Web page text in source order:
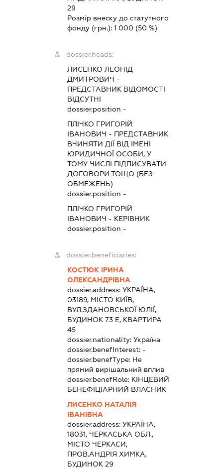
29
Розмір внеску до статутного
фонду (грн.):1 000 (50 %)
dossier.heads:
ЛИСЕНКО ЛЕОНІД
ДМИТРОВИЧ -
ПРЕДСТАВНИК ВІДОМОСТІ
ВІДСУТНІ
dossier.position -
ПЛІЧКО ГРИГОРІЙ
ІВАНОВИЧ - ПРЕДСТАВНИК
ВЧИНЯТИ ДІЇ ВІД ІМЕНІ
ЮРИДИЧНОЇ ОСОБИ, У
ТОМУ ЧИСЛІ ПІДПИСУВАТИ
ДОГОВОРИ ТОЩО (БЕЗ
ОБМЕЖЕНЬ)
dossier.position -
ПЛІЧКО ГРИГОРІЙ
ІВАНОВИЧ - КЕРІВНИК
dossier.position -
dossier.beneficiaries:
КОСТЮК ІРИНА
ОЛЕКСАНДРІВНА
dossier.address:УКРАЇНА,
03189, МІСТО КИЇВ,
ВУЛ.ЗДАНОВСЬКОЇ ЮЛІЇ,
БУДИНОК 73 Е, КВАРТИРА
45
dossier.nationality:Україна
dossier.benefInterest: -
dossier.benefType: Не
прямий вирішальний вплив
dossier.benefRole: КІНЦЕВИЙ
БЕНЕФІЦІАРНИЙ ВЛАСНИК
ЛИСЕНКО НАТАЛІЯ
ІВАНІВНА
dossier.address:УКРАЇНА,
18031, ЧЕРКАСЬКА ОБЛ.,
МІСТО ЧЕРКАСИ,
ПРОВ.АНДРІЯ ХИМКА,
БУДИНОК 29